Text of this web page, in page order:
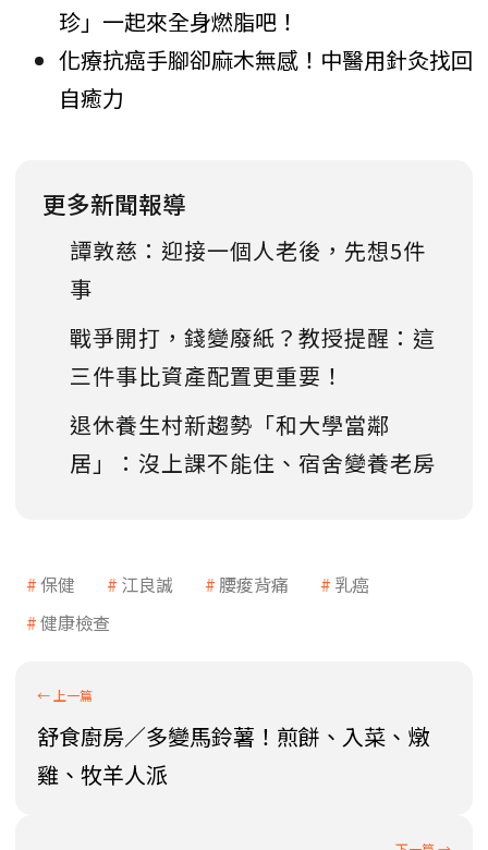
珍」一起來全身燃脂吧！
化療抗癌手腳卻麻木無感！中醫用針灸找回
自癒力
更多新聞報導
譚敦慈：迎接一個人老後，先想5件
事
戰爭開打，錢變廢紙？教授提醒：這
三件事比資產配置更重要！
退休養生村新趨勢「和大學當鄰
居」：沒上課不能住、宿舍變養老房
保健 江良誠 腰痠背痛
乳癌
健康檢查
舒食廚房／多變馬鈴薯！煎餅、入菜、燉
雞、牧羊人派